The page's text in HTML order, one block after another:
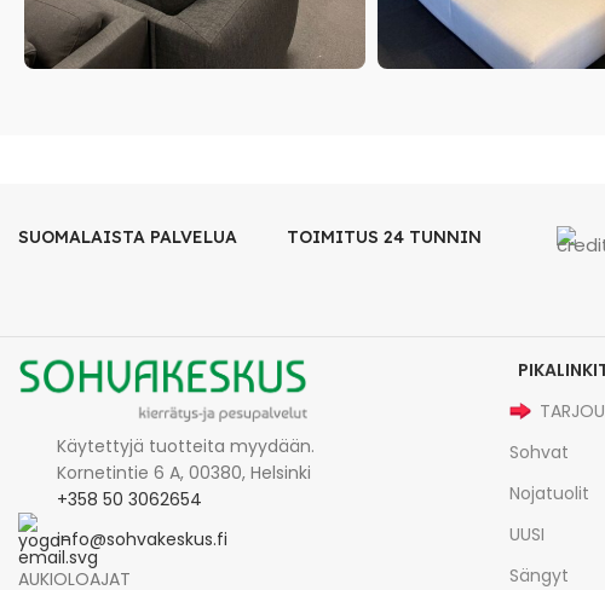
SUOMALAISTA PALVELUA
TOIMITUS 24 TUNNIN
Käytettyjä tuotteita myydään.
Kornetintie 6 A, 00380, Helsinki
+358 50 3062654
info@sohvakeskus.fi
AUKIOLOAJAT
Sohvat
Nojatuolit
UUSI
Sängyt